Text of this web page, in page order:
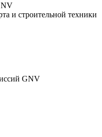
и строительной техники
GNV